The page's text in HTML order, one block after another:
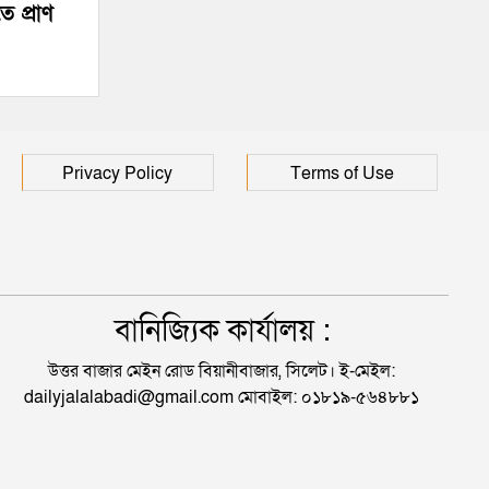
প্রাণ
Privacy Policy Terms of Use
বানিজ্যিক কার্যালয় :
উত্তর বাজার মেইন রোড বিয়ানীবাজার, সিলেট। ই-মেইল:
dailyjalalabadi@gmail.com মোবাইল: ০১৮১৯-৫৬৪৮৮১